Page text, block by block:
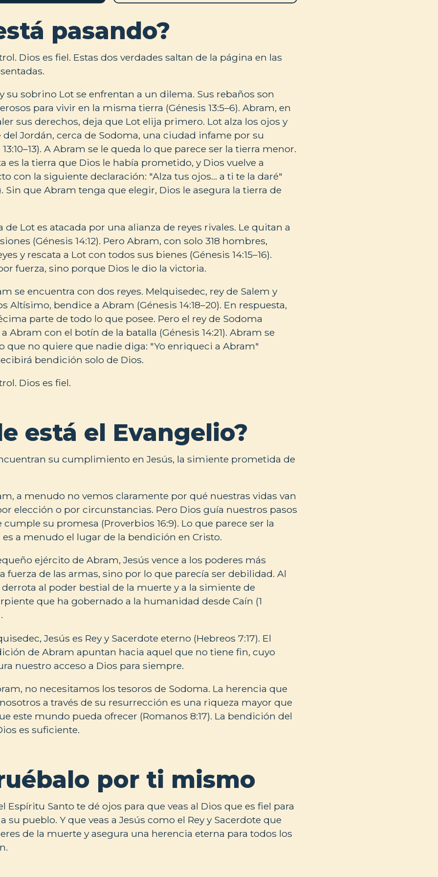
pasando?
Dios es fiel. Estas dos verdades saltan de la página en las
su sobrino Lot se enfrentan a un dilema. Sus rebaños son
para vivir en la misma tierra (Génesis 13:5–6). Abram, en
sus derechos, deja que Lot elija primero. Lot alza los ojos y
del Jordán, cerca de Sodoma, una ciudad infame por su
A Abram se le queda lo que parece ser la tierra menor.
es la tierra que Dios le había prometido, y Dios vuelve a
con la siguiente declaración: "Alza tus ojos… a ti te la daré"
Sin que Abram tenga que elegir, Dios le asegura la tierra de
de Lot es atacada por una alianza de reyes rivales. Le quitan a
(Génesis 14:12). Pero Abram, con solo 318 hombres,
y rescata a Lot con todos sus bienes (Génesis 14:15–16).
fuerza, sino porque Dios le dio la victoria.
se encuentra con dos reyes. Melquisedec, rey de Salem y
Altísimo, bendice a Abram (Génesis 14:18–20). En respuesta,
parte de todo lo que posee. Pero el rey de Sodoma
Abram con el botín de la batalla (Génesis 14:21). Abram se
que no quiere que nadie diga: "Yo enriqueci a Abram"
bendición solo de Dios.
Dios es fiel.
está el Evangelio?
su cumplimiento en Jesús, la simiente prometida de
a menudo no vemos claramente por qué nuestras vidas van
elección o por circunstancias. Pero Dios guía nuestros pasos
su promesa (Proverbios 16:9). Lo que parece ser la
a menudo el lugar de la bendición en Cristo.
ejército de Abram, Jesús vence a los poderes más
fuerza de las armas, sino por lo que parecía ser debilidad. Al
al poder bestial de la muerte y a la simiente de
que ha gobernado a la humanidad desde Caín (1
Jesús es Rey y Sacerdote eterno (Hebreos 7:17). El
de Abram apuntan hacia aquel que no tiene fin, cuyo
nuestro acceso a Dios para siempre.
no necesitamos los tesoros de Sodoma. La herencia que
a través de su resurrección es una riqueza mayor que
este mundo pueda ofrecer (Romanos 8:17). La bendición del
es suficiente.
por ti mismo
Espíritu Santo te dé ojos para que veas al Dios que es fiel para
su pueblo. Y que veas a Jesús como el Rey y Sacerdote que
de la muerte y asegura una herencia eterna para todos los